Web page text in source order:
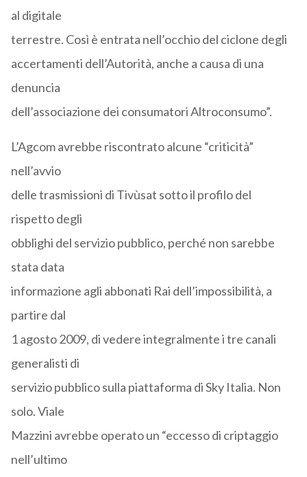
al digitale
terrestre. Così è entrata nell’occhio del ciclone degli
accertamenti dell’Autorità, anche a causa di una
denuncia
dell’associazione dei consumatori Altroconsumo”.
L’Agcom avrebbe riscontrato alcune “criticità”
nell’avvio
delle trasmissioni di Tivùsat sotto il profilo del
rispetto degli
obblighi del servizio pubblico, perché non sarebbe
stata data
informazione agli abbonati Rai dell’impossibilità, a
partire dal
1 agosto 2009, di vedere integralmente i tre canali
generalisti di
servizio pubblico sulla piattaforma di Sky Italia. Non
solo. Viale
Mazzini avrebbe operato un “eccesso di criptaggio
nell’ultimo